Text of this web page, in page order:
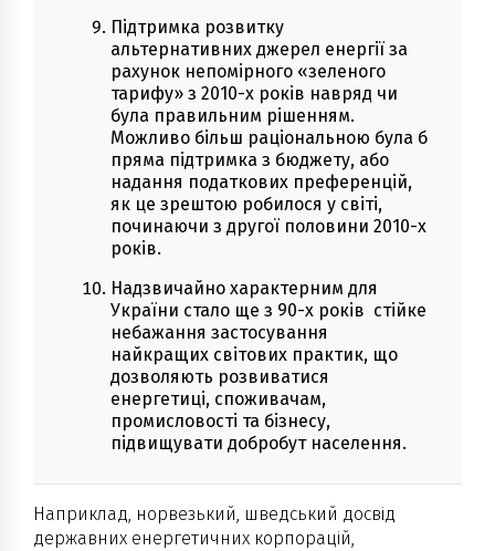
Підтримка розвитку
альтернативних джерел енергії за
рахунок непомірного «зеленого
тарифу» з 2010-х років навряд чи
була правильним рішенням.
Можливо більш раціональною була б
пряма підтримка з бюджету, або
надання податкових преференцій,
як це зрештою робилося у світі,
починаючи з другої половини 2010-х
років.
Надзвичайно характерним для
України стало ще з 90-х років стійке
небажання застосування
найкращих світових практик, що
дозволяють розвиватися
енергетиці, споживачам,
промисловості та бізнесу,
підвищувати добробут населення.
Наприклад, норвезький, шведський досвід
державних енергетичних корпорацій,